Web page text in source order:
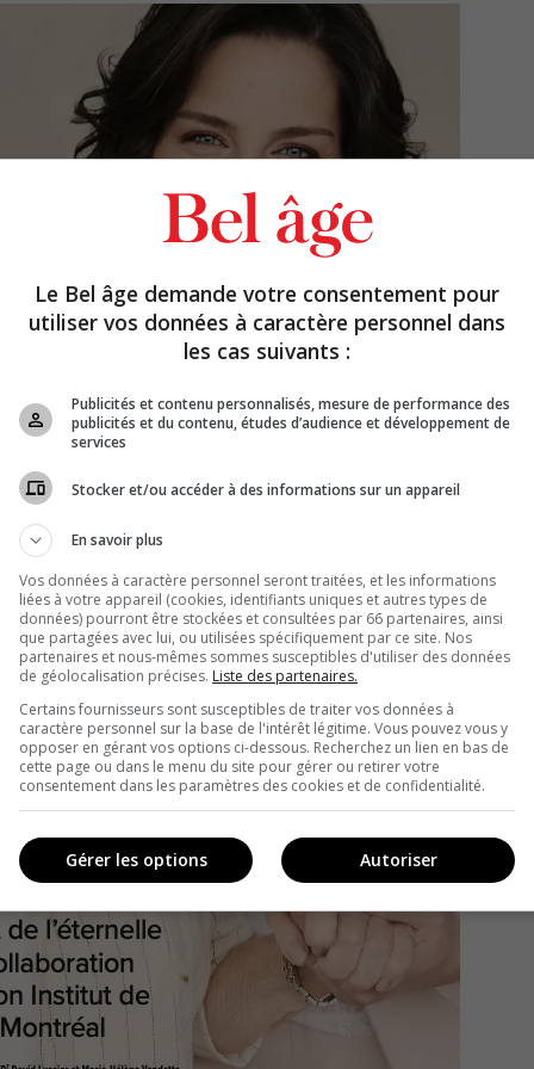
Le Bel âge demande votre consentement pour
utiliser vos données à caractère personnel dans
les cas suivants :
Publicités et contenu personnalisés, mesure de performance des
publicités et du contenu, études d’audience et développement de
services
Stocker et/ou accéder à des informations sur un appareil
En savoir plus
Vos données à caractère personnel seront traitées, et les informations
liées à votre appareil (cookies, identifiants uniques et autres types de
données) pourront être stockées et consultées par 66 partenaires, ainsi
que partagées avec lui, ou utilisées spécifiquement par ce site. Nos
partenaires et nous-mêmes sommes susceptibles d'utiliser des données
de géolocalisation précises. Liste des partenaires.
Certains fournisseurs sont susceptibles de traiter vos données à
caractère personnel sur la base de l'intérêt légitime. Vous pouvez vous y
opposer en gérant vos options ci-dessous. Recherchez un lien en bas de
cette page ou dans le menu du site pour gérer ou retirer votre
consentement dans les paramètres des cookies et de confidentialité.
Autoriser
Gérer les options